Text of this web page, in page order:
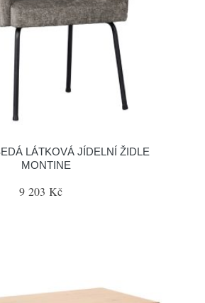
LÁTKOVÁ JÍDELNÍ ŽIDLE
MONTINE
9 203 Kč